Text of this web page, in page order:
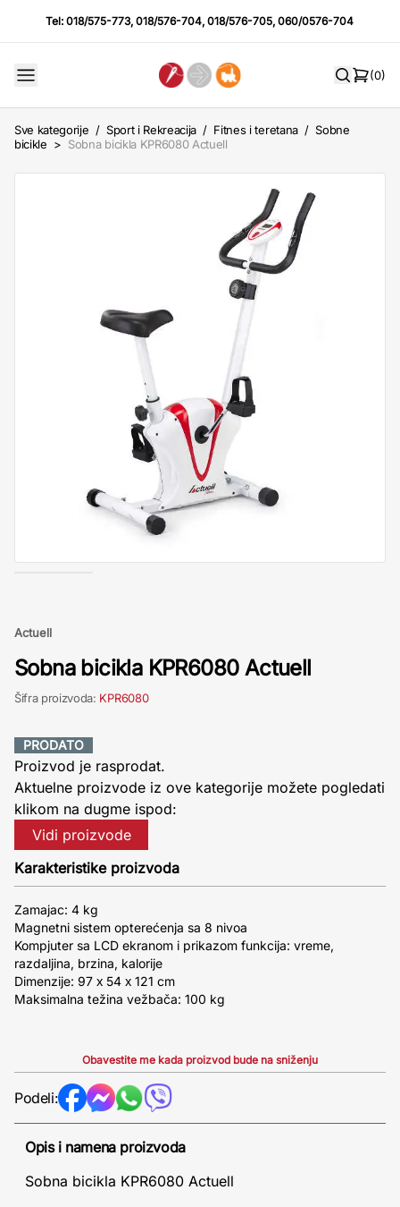
Tel:018/575-773,018/576-704,018/576-705,060/0576-704
(0)
Sve kategorije / Sport i Rekreacija / Fitnes i teretana / Sobne
bicikle > Sobna bicikla KPR6080 Actuell
Actuell
Sobna bicikla KPR6080 Actuell
Šifra proizvoda: KPR6080
PRODATO
Proizvod je rasprodat.
Aktuelne proizvode iz ove kategorije možete pogledati
klikom na dugme ispod:
Vidi proizvode
Karakteristike proizvoda
Zamajac: 4 kg
Magnetni sistem opterećenja sa 8 nivoa
Kompjuter sa LCD ekranom i prikazom funkcija: vreme,
razdaljina, brzina, kalorije
Dimenzije: 97 х 54 х 121 cm
Maksimalna težina vežbača: 100 kg
Obavestite me kada proizvod bude na sniženju
Podeli:
Opis i namena proizvoda
Sobna bicikla KPR6080 Actuell